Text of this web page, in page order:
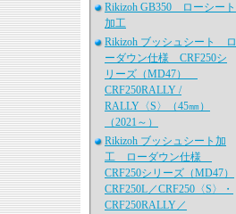
Rikizoh GB350 ローシート
加工
Rikizoh ブッシュシート ロ
ーダウン仕様 CRF250シ
リーズ（MD47）
CRF250RALLY /
RALLY〈S〉（45㎜）
（2021～）
Rikizoh ブッシュシート加
工 ローダウン仕様
CRF250シリーズ（MD47）
CRF250L／CRF250〈S〉・
CRF250RALLY／